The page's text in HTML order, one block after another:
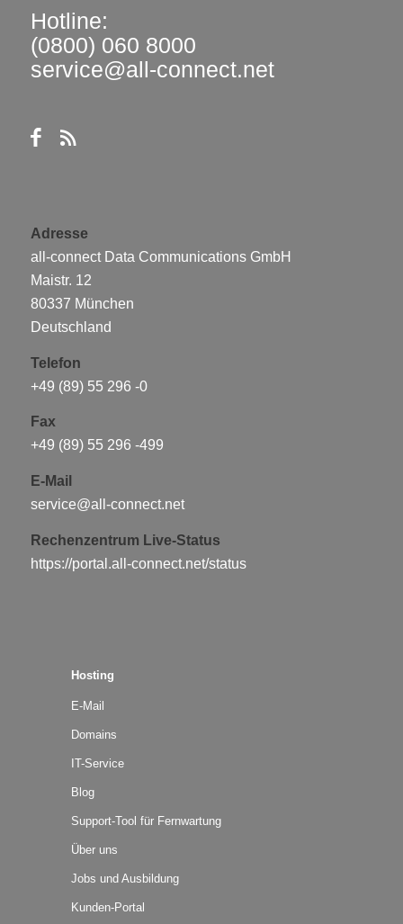
Hotline:
(0800) 060 8000
service@all-connect.net
Adresse
all-connect Data Communications GmbH
Maistr. 12
80337 München
Deutschland
Telefon
+49 (89) 55 296 -0
Fax
+49 (89) 55 296 -499
E-Mail
service@all-connect.net
Rechenzentrum Live-Status
https://portal.all-connect.net/status
Hosting
E-Mail
Domains
IT-Service
Blog
Support-Tool für Fernwartung
Über uns
Jobs und Ausbildung
Kunden-Portal